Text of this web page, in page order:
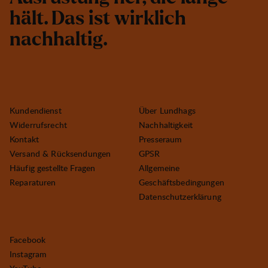
hält. Das ist wirklich
nachhaltig.
Kundendienst
Widerrufsrecht
Kontakt
Versand & Rücksendungen
Häufig gestellte Fragen
Reparaturen
Über Lundhags
Nachhaltigkeit
Presseraum
GPSR
Allgemeine
Geschäftsbedingungen
Datenschutzerklärung
Facebook
Instagram